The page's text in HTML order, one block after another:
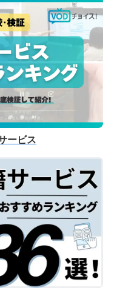
ービス